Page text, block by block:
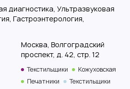
диагностика, Ультразвуковая
Гастроэнтерология,
Москва, Волгоградский
проспект, д. 42, стр. 12
Текстильщики
Кожуховская
Печатники
Текстильщики